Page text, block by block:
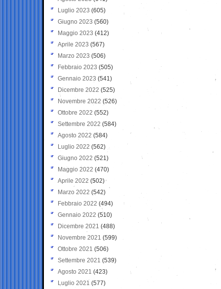
Luglio 2023 (605)
Giugno 2023 (560)
Maggio 2023 (412)
Aprile 2023 (567)
Marzo 2023 (506)
Febbraio 2023 (505)
Gennaio 2023 (541)
Dicembre 2022 (525)
Novembre 2022 (526)
Ottobre 2022 (552)
Settembre 2022 (584)
Agosto 2022 (584)
Luglio 2022 (562)
Giugno 2022 (521)
Maggio 2022 (470)
Aprile 2022 (502)
Marzo 2022 (542)
Febbraio 2022 (494)
Gennaio 2022 (510)
Dicembre 2021 (488)
Novembre 2021 (599)
Ottobre 2021 (506)
Settembre 2021 (539)
Agosto 2021 (423)
Luglio 2021 (577)